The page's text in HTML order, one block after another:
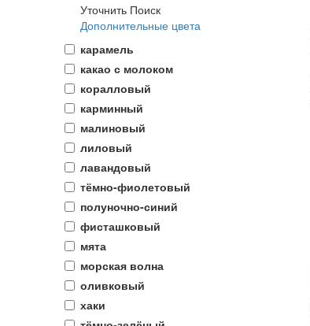
Уточнить Поиск
Дополнительные цвета
карамель
какао с молоком
коралловый
карминный
малиновый
лиловый
лавандовый
тёмно-фиолетовый
полуночно-синий
фисташковый
мята
морская волна
оливковый
хаки